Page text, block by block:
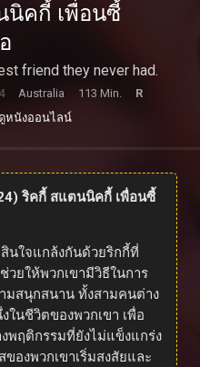
นิคกี้ เพื่อนซี้
friend they never had.
Australia 113 Min.
R
หนังออนไลน์
ริคกี้ สแตนนิคกี้ เพื่อนซี้
นใจแกล้งกันด้วยริกกี้ที่
วยให้พวกเขามีวิธีในการ
มสนุกสนาน ทั้งสามคนต่าง
ในชีวิตของพวกเขา เพื่อ
พฤติกรรมที่ยังไม่แข็งแกร่ง
องพวกเขาเริ่มสงสัยและ